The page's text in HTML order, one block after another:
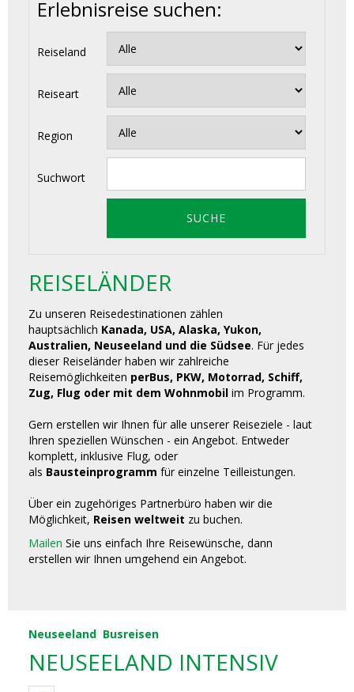
Erlebnisreise suchen:
Reiseland
Reiseart
Region
Suchwort
REISELÄNDER
Zu unseren Reisedestinationen zählen
hauptsächlich Kanada, USA, Alaska, Yukon,
Australien, Neuseeland und die Südsee. Für jedes
dieser Reiseländer haben wir zahlreiche
Reisemöglichkeiten perBus, PKW, Motorrad, Schiff,
Zug, Flug oder mit dem Wohnmobil im Programm.
Gern erstellen wir Ihnen für alle unserer Reiseziele - laut
Ihren speziellen Wünschen - ein Angebot. Entweder
komplett, inklusive Flug, oder
als Bausteinprogramm für einzelne Teilleistungen.
Über ein zugehöriges Partnerbüro haben wir die
Möglichkeit, Reisen weltweit zu buchen.
Mailen Sie uns einfach Ihre Reisewünsche, dann
erstellen wir Ihnen umgehend ein Angebot.
Neuseeland Busreisen
NEUSEELAND INTENSIV